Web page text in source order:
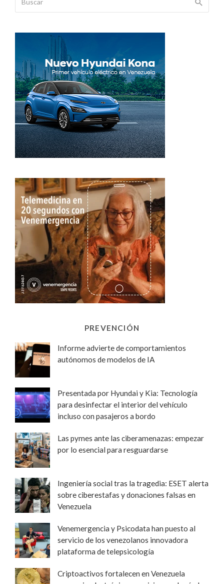
PREVENCIÓN
Informe advierte de comportamientos
autónomos de modelos de IA
Presentada por Hyundai y Kia: Tecnología
para desinfectar el interior del vehículo
incluso con pasajeros a bordo
Las pymes ante las ciberamenazas: empezar
por lo esencial para resguardarse
Ingeniería social tras la tragedia: ESET alerta
sobre ciberestafas y donaciones falsas en
Venezuela
Venemergencia y Psicodata han puesto al
servicio de los venezolanos innovadora
plataforma de telepsicología
Criptoactivos fortalecen en Venezuela